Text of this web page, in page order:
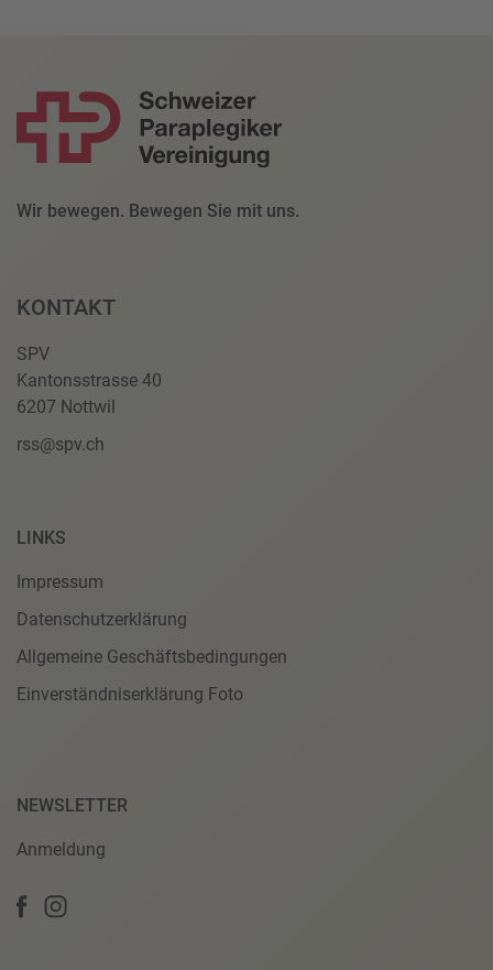
Wir bewegen. Bewegen Sie mit uns.
KONTAKT
SPV
Kantonsstrasse 40
6207 Nottwil
rss@spv.ch
LINKS
Impressum
Datenschutzerklärung
Allgemeine Geschäftsbedingungen
Einverständniserklärung Foto
NEWSLETTER
Anmeldung